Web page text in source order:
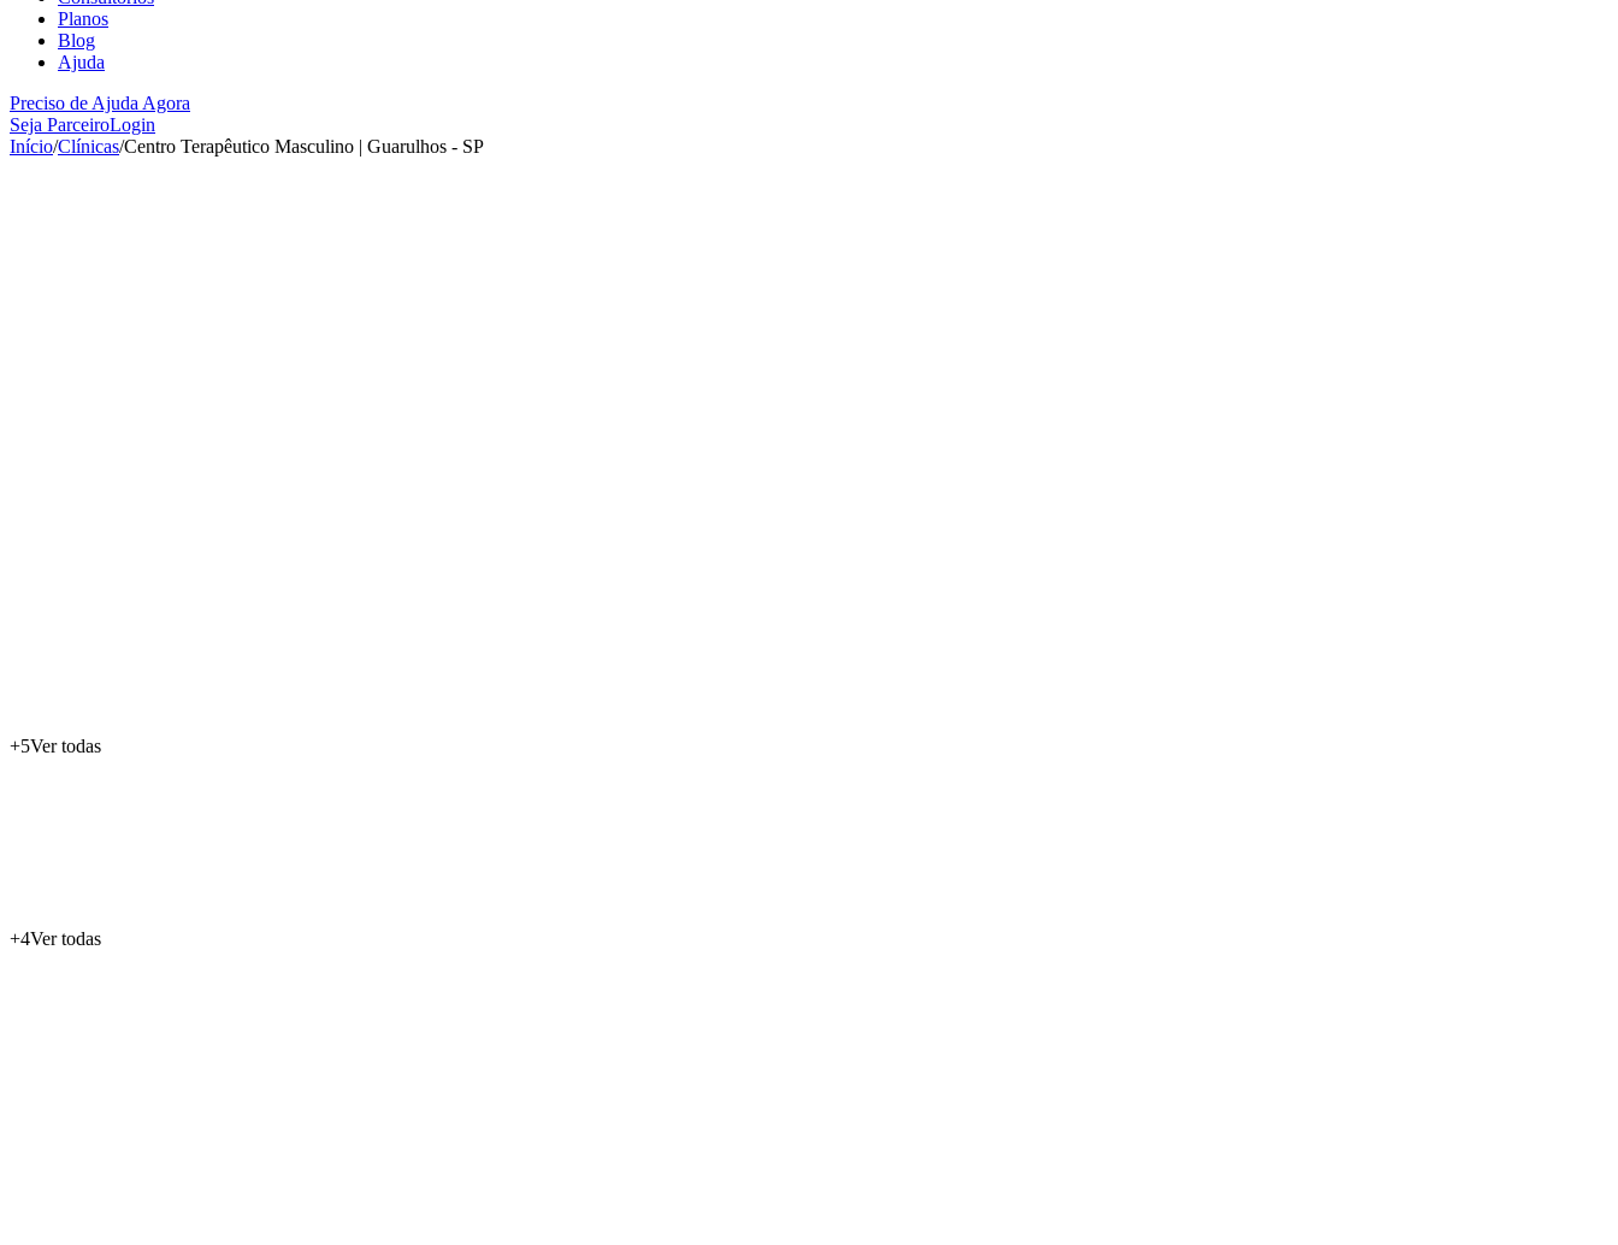
Planos
Blog
Ajuda
Preciso de Ajuda Agora
Seja ParceiroLogin
Início/Clínicas/Centro Terapêutico Masculino | Guarulhos - SP
+5Ver todas
+4Ver todas